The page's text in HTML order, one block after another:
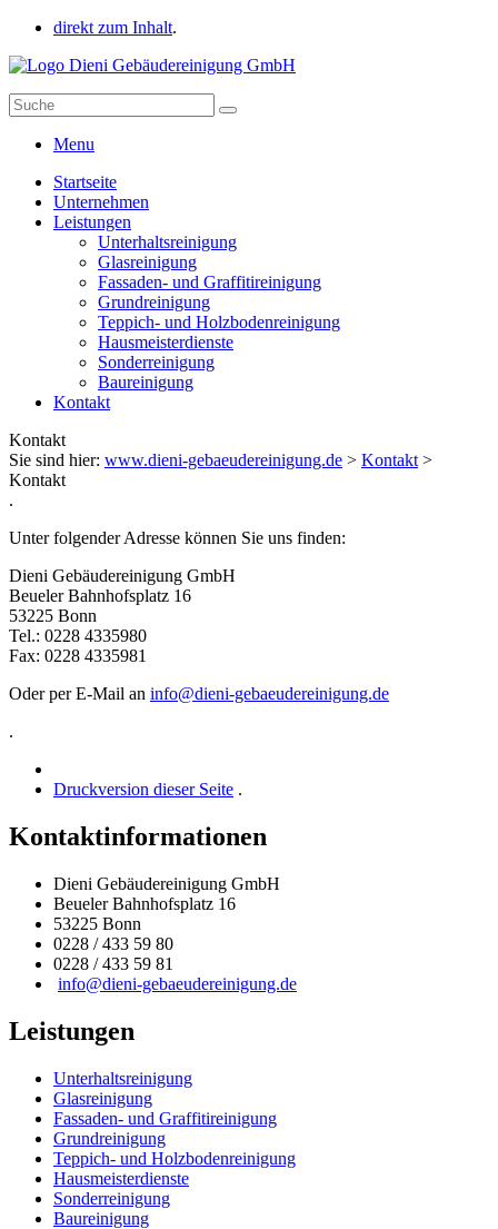
direkt zum Inhalt.
Menu
Startseite
Unternehmen
Leistungen
Unterhaltsreinigung
Glasreinigung
Fassaden- und Graffitireinigung
Grundreinigung
Teppich- und Holzbodenreinigung
Hausmeisterdienste
Sonderreinigung
Baureinigung
Kontakt
Kontakt
Sie sind hier: www.dieni-gebaeudereinigung.de > Kontakt >
Kontakt
.
Unter folgender Adresse können Sie uns finden:
Dieni Gebäudereinigung GmbH
Beueler Bahnhofsplatz 16
53225 Bonn
Tel.: 0228 4335980
Fax: 0228 4335981
Oder per E-Mail an info@dieni-gebaeudereinigung.de
.
Druckversion dieser Seite .
Kontaktinformationen
Dieni Gebäudereinigung GmbH
Beueler Bahnhofsplatz 16
53225 Bonn
0228 / 433 59 80
0228 / 433 59 81
info@dieni-gebaeudereinigung.de
Leistungen
Unterhaltsreinigung
Glasreinigung
Fassaden- und Graffitireinigung
Grundreinigung
Teppich- und Holzbodenreinigung
Hausmeisterdienste
Sonderreinigung
Baureinigung